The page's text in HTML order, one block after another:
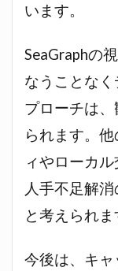
います。
SeaGraphの
なうことな
プローチは
られます。
ィやローカ
人手不足解
と考えられま
今後は、キ